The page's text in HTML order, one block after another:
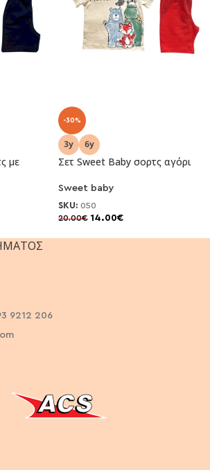
με
-30%
Σετ Sweet Baby σορτς αγόρι
Sweet baby
SKU: 050
20.00€ 14.00€
9212 206